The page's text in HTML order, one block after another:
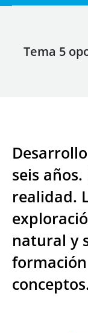
Tema 5
seis
realidad.
natural y